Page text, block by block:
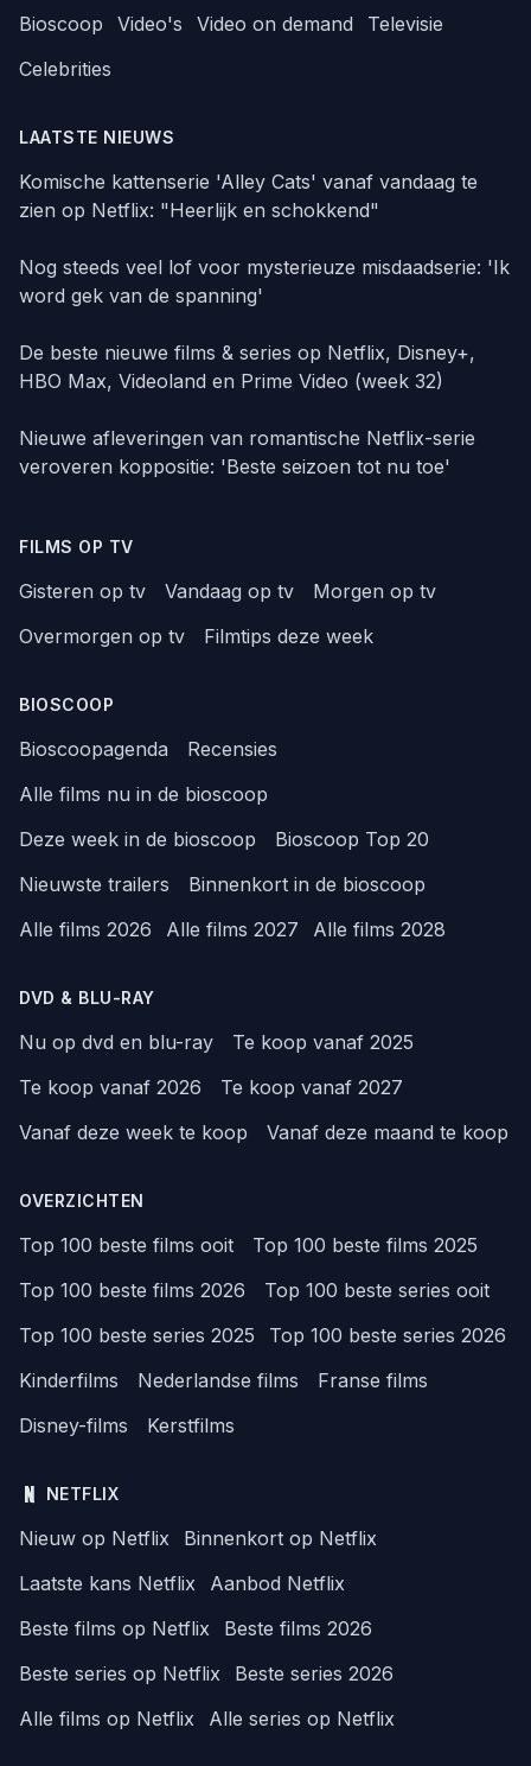
Bioscoop
Video's Video on demand
Televisie
Celebrities
LAATSTE NIEUWS
Komische kattenserie 'Alley Cats' vanaf vandaag te
zien op Netflix: "Heerlijk en schokkend"
Nog steeds veel lof voor mysterieuze misdaadserie: 'Ik
word gek van de spanning'
De beste nieuwe films & series op Netflix, Disney+,
HBO Max, Videoland en Prime Video (week 32)
Nieuwe afleveringen van romantische Netflix-serie
veroveren koppositie: 'Beste seizoen tot nu toe'
FILMS OP TV
Gisteren op tv Vandaag op tv
Morgen op tv
Overmorgen op tv
Filmtips deze week
BIOSCOOP
Bioscoopagenda
Recensies
Alle films nu in de bioscoop
Deze week in de bioscoop
Bioscoop Top 20
Nieuwste trailers
Binnenkort in de bioscoop
Alle films 2026
Alle films 2027 Alle films 2028
DVD & BLU-RAY
Nu op dvd en blu-ray
Te koop vanaf 2025
Te koop vanaf 2026
Te koop vanaf 2027
Vanaf deze week te koop
Vanaf deze maand te koop
OVERZICHTEN
Top 100 beste films ooit
Top 100 beste films 2025
Top 100 beste films 2026
Top 100 beste series ooit
Top 100 beste series 2025
Top 100 beste series 2026
Kinderfilms
Nederlandse films
Franse films
Disney-films
Kerstfilms
NETFLIX
Nieuw op Netflix
Binnenkort op Netflix
Laatste kans Netflix
Aanbod Netflix
Beste films op Netflix
Beste films 2026
Beste series op Netflix
Beste series 2026
Alle films op Netflix
Alle series op Netflix